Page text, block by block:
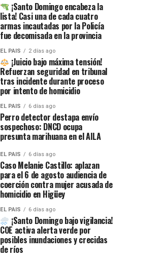
¡Santo Domingo encabeza la
lista! Casi una de cada cuatro
armas incautadas por la Policía
fue decomisada en la provincia
EL PAIS 2 días ago
¡Juicio bajo máxima tensión!
Refuerzan seguridad en tribunal
tras incidente durante proceso
por intento de homicidio
EL PAIS 6 días ago
Perro detector destapa envío
sospechoso: DNCD ocupa
presunta marihuana en el AILA
EL PAIS 6 días ago
Caso Melanie Castillo: aplazan
para el 6 de agosto audiencia de
coerción contra mujer acusada de
homicidio en Higüey
EL PAIS 6 días ago
¡Santo Domingo bajo vigilancia!
COE activa alerta verde por
posibles inundaciones y crecidas
de ríos